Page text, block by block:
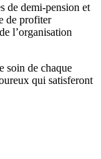
de demi-pension et
de profiter
l’organisation
soin de chaque
qui satisferont